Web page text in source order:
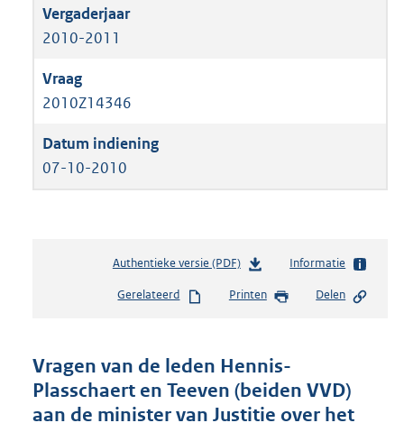
2010-2011
2010Z14346
07-10-2010
Authentieke versie (PDF)b
s
d
s
g
Informatie
Gerelateerd Printen Delen
Vragen van de leden Hennis-
Plasschaert en Teeven (beiden VVD)
aan de minister van Justitie over het